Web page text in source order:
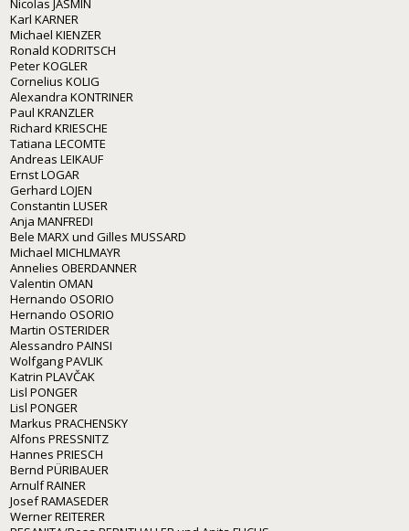
Karl KARNER
Michael KIENZER
Ronald KODRITSCH
Peter KOGLER
Cornelius KOLIG
Alexandra KONTRINER
Paul KRANZLER
Richard KRIESCHE
Tatiana LECOMTE
Andreas LEIKAUF
Ernst LOGAR
Gerhard LOJEN
Constantin LUSER
Anja MANFREDI
Bele MARX und Gilles MUSSARD
Michael MICHLMAYR
Annelies OBERDANNER
Valentin OMAN
Hernando OSORIO
Hernando OSORIO
Martin OSTERIDER
Alessandro PAINSI
Wolfgang PAVLIK
Katrin PLAVČAK
Lisl PONGER
Lisl PONGER
Markus PRACHENSKY
Alfons PRESSNITZ
Hannes PRIESCH
Bernd PÜRIBAUER
Arnulf RAINER
Josef RAMASEDER
Werner REITERER